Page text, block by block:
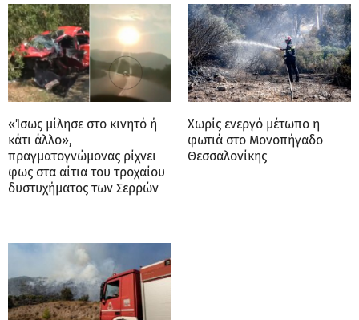
«Ίσως μίλησε στο κινητό ή
κάτι άλλο»,
πραγματογνώμονας ρίχνει
φως στα αίτια του τροχαίου
δυστυχήματος των Σερρών
Χωρίς ενεργό μέτωπο η
φωτιά στο Μονοπήγαδο
Θεσσαλονίκης